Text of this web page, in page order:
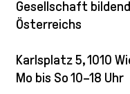
Gesellschaft
Österreichs
Karlsplatz 5, 1010
Mo bis So 10–18 Uhr